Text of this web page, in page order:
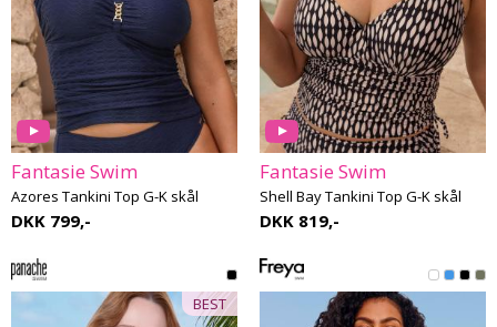
Fantasie Swim
Azores Tankini Top G-K skål
DKK 799,-
Fantasie Swim
Shell Bay Tankini Top G-K skål
DKK 819,-
BEST